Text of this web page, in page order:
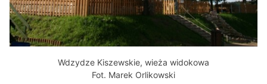
Wdzydze Kiszewskie, wieża widokowa
Fot. Marek Orlikowski